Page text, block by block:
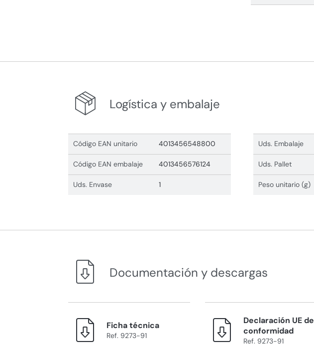
Logística y embalaje
Código EAN unitario 4013456548800
Código EAN embalaje 4013456576124
Uds. Envase 1
Uds. Embalaje
Uds. Pallet
Peso unitario (g)
Documentación y descargas
Ficha técnica
Ref. 9273-91
Declaración UE de
conformidad
Ref. 9273-91